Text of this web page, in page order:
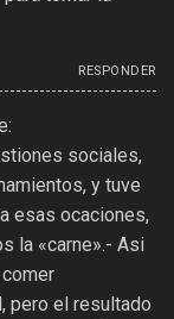
RESPONDER
sociales,
y tuve
esas ocaciones,
la «carne».- Asi
pero el resultado